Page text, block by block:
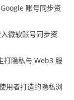
账号同步资
微软账号同步资
隐私与 Web3 服
用者打造的隐私浏